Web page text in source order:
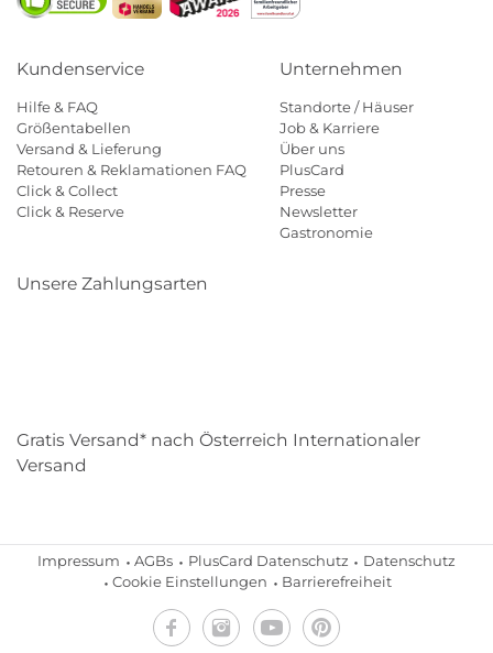
Kundenservice
Hilfe & FAQ
Größentabellen
Versand & Lieferung
Retouren & Reklamationen FAQ
Click & Collect
Click & Reserve
Unternehmen
Standorte / Häuser
Job & Karriere
Über uns
PlusCard
Presse
Newsletter
Gastronomie
Unsere Zahlungsarten
Gratis Versand* nach Österreich Internationaler
Versand
Impressum AGBs PlusCard Datenschutz
Datenschutz
Cookie Einstellungen
Barrierefreiheit